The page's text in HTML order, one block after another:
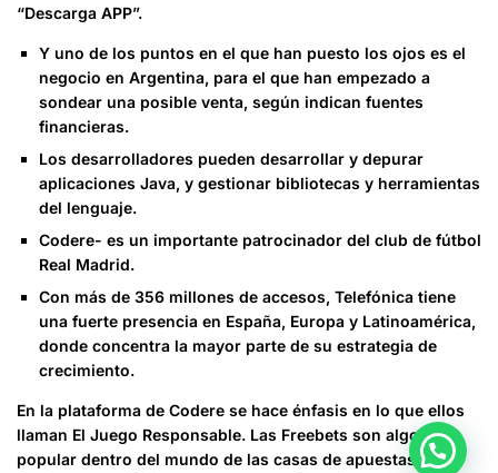
“Descarga APP”.
Y uno de los puntos en el que han puesto los ojos es el
negocio en Argentina, para el que han empezado a
sondear una posible venta, según indican fuentes
financieras.
Los desarrolladores pueden desarrollar y depurar
aplicaciones Java, y gestionar bibliotecas y herramientas
del lenguaje.
Codere- es un importante patrocinador del club de fútbol
Real Madrid.
Con más de 356 millones de accesos, Telefónica tiene
una fuerte presencia en España, Europa y Latinoamérica,
donde concentra la mayor parte de su estrategia de
crecimiento.
En la plataforma de Codere se hace énfasis en lo que ellos
llaman El Juego Responsable. Las Freebets son algo muy
popular dentro del mundo de las casas de apuestas y